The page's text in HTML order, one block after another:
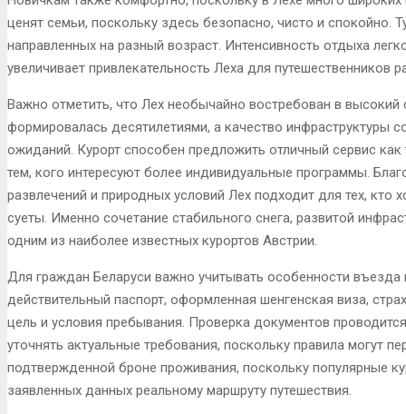
ценят семьи, поскольку здесь безопасно, чисто и спокойно.
направленных на разный возраст. Интенсивность отдыха
увеличивает привлекательность Леха для путешественников
Важно отметить, что Лех необычайно востребован в высокий
формировалась десятилетиями, а качество инфраструктуры
ожиданий. Курорт способен предложить отличный сервис
тем, кого интересуют более индивидуальные программы.
развлечений и природных условий Лех подходит для тех, кто
суеты. Именно сочетание стабильного снега, развитой
одним из наиболее известных курортов Австрии.
Для граждан Беларуси важно учитывать особенности
действительный паспорт, оформленная шенгенская виза,
цель и условия пребывания. Проверка документов
уточнять актуальные требования, поскольку правила могут
подтвержденной броне проживания, поскольку популярные
заявленных данных реальному маршруту путешествия.